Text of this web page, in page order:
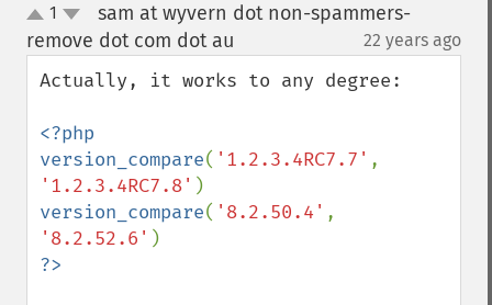
up
down
1
sam at wyvern dot non-spammers-
remove dot com dot au
22 years ago
Actually, it works to any degree:
<?php
version_compare( '1.2.3.4RC7.7'
'1.2.3.4RC7.8'
version_compare( '8.2.50.4'
'8.2.52.6'